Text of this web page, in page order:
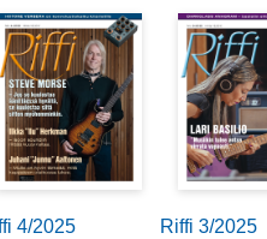
4/2025 Riffi 3/2025